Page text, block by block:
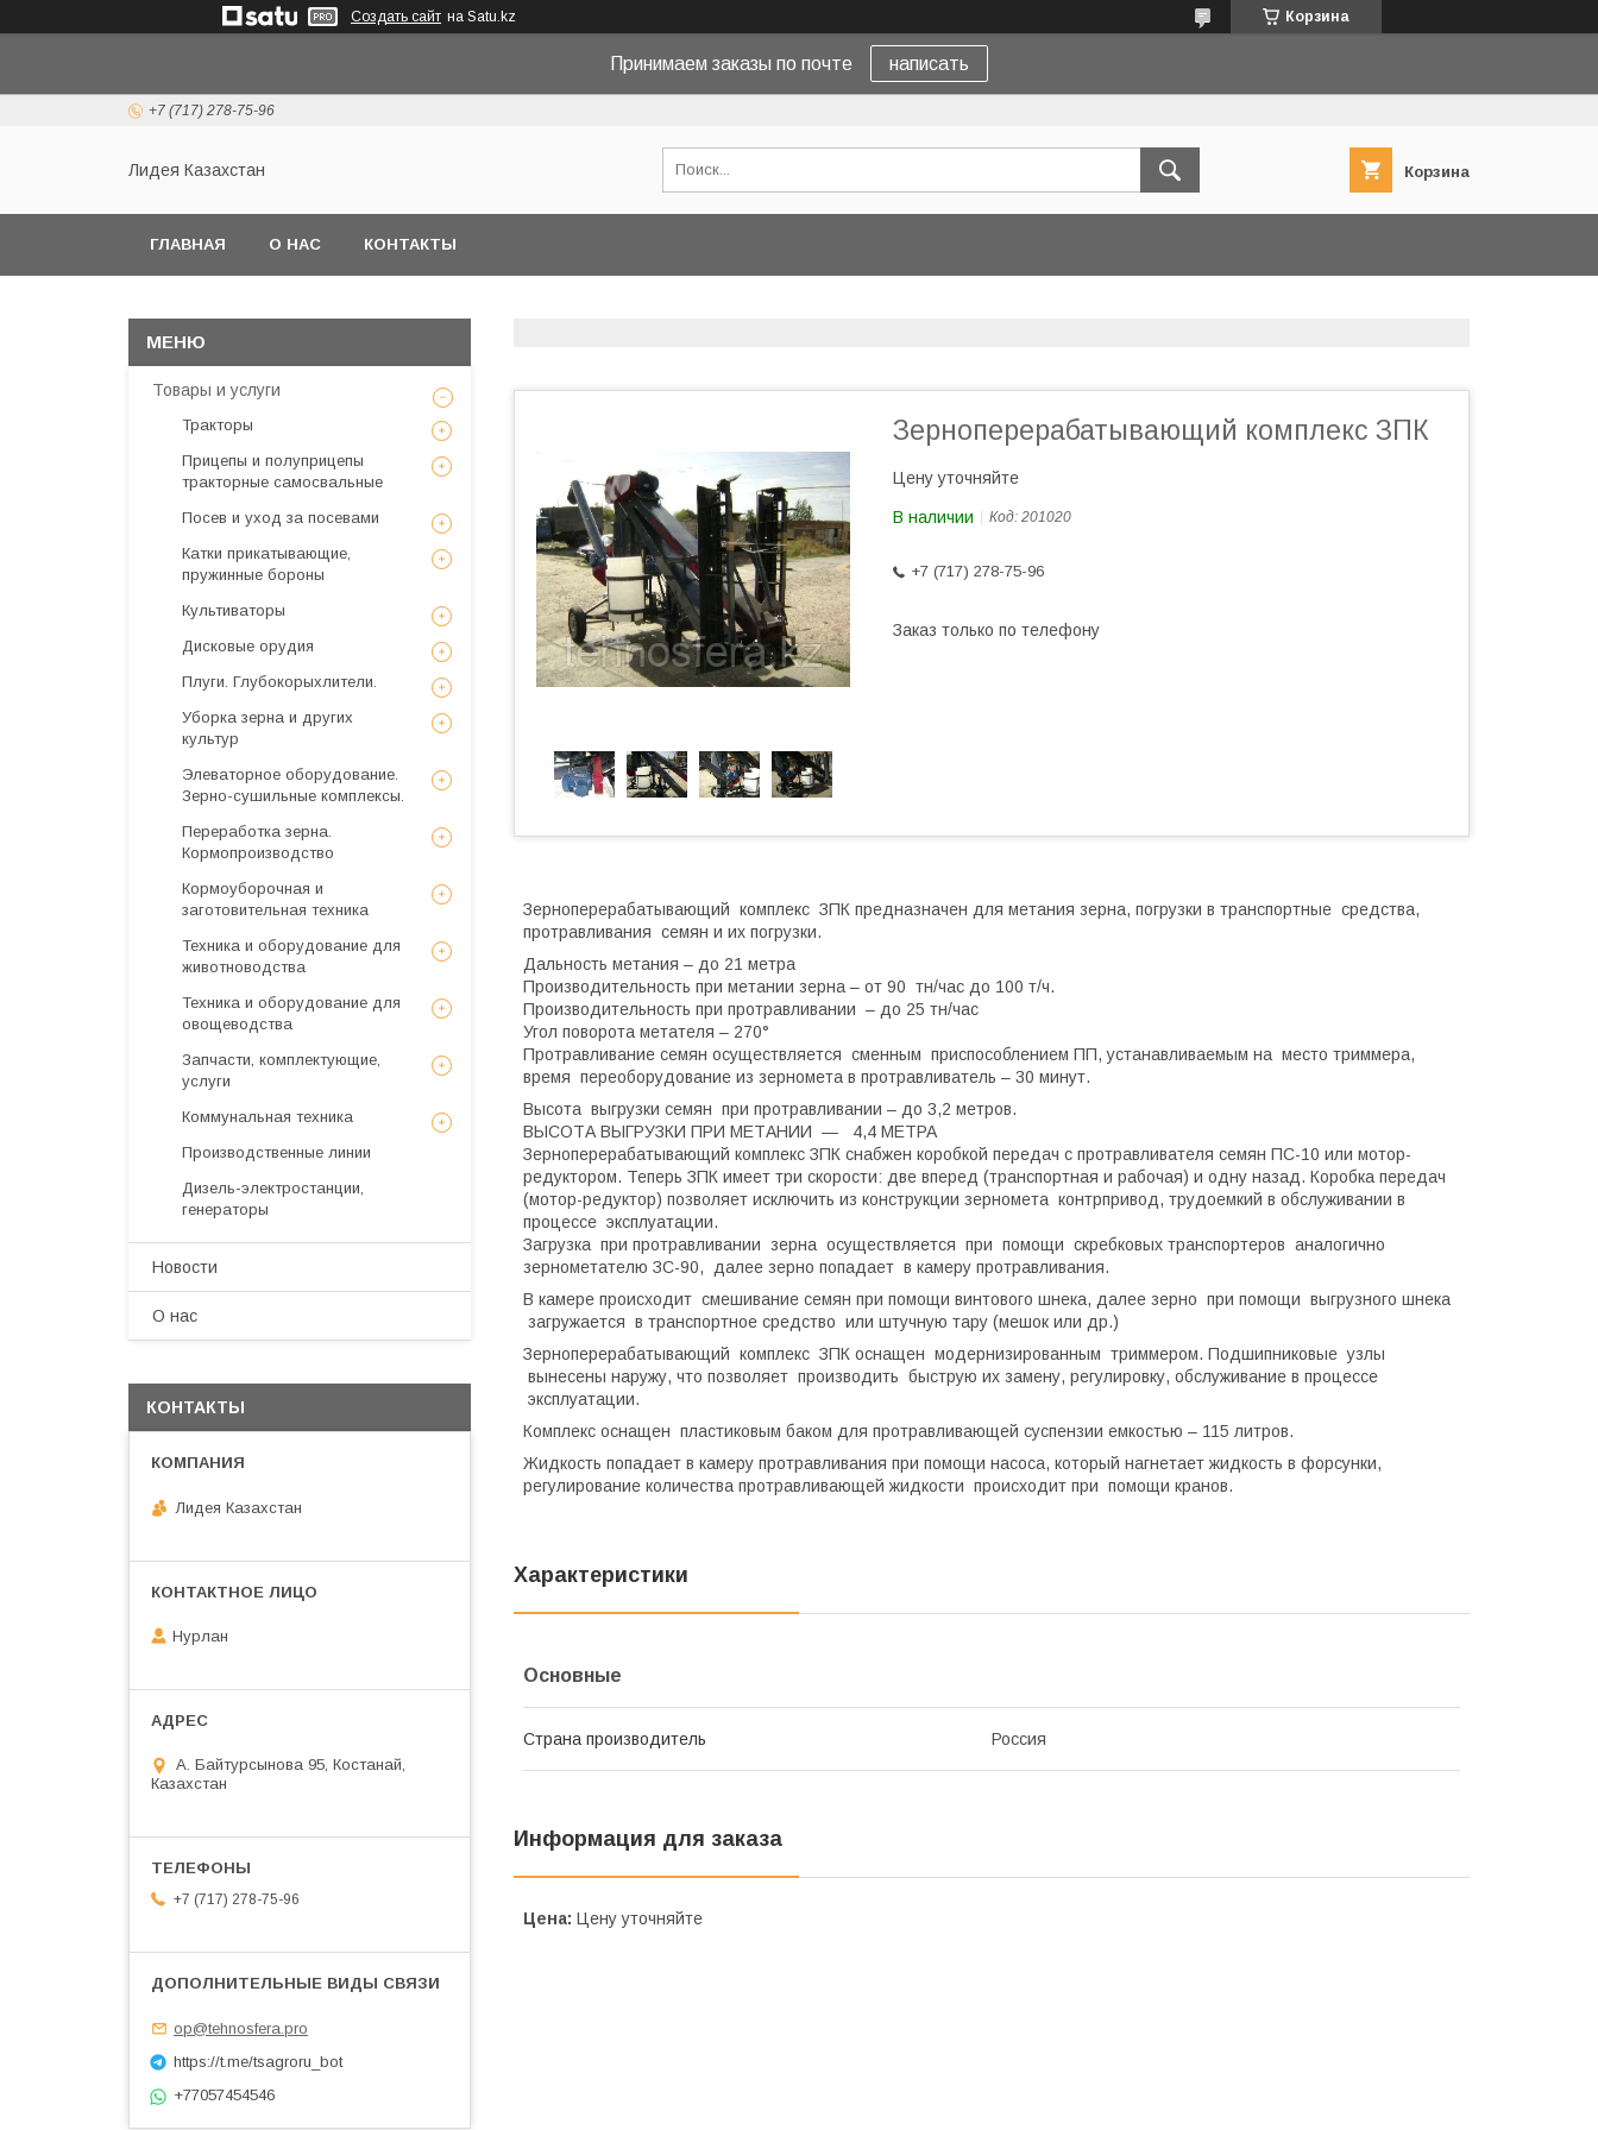
Создать сайт на Satu.kz Корзина
Принимаем заказы по почте написать
+7 (717) 278-75-96
Лидея Казахстан Корзина
ГЛАВНАЯ О НАС КОНТАКТЫ
Зерноперерабатывающий комплекс ЗПК
Цену уточняйте
В наличии Код: 201020
+7 (717) 278-75-96
Заказ только по телефону
Зерноперерабатывающий комплекс ЗПК предназначен для метания зерна, погрузки в транспортные средства,
протравливания семян и их погрузки.
Дальность метания – до 21 метра
Производительность при метании зерна – от 90 тн/час до 100 т/ч.
Производительность при протравливании – до 25 тн/час
Угол поворота метателя – 270°
Протравливание семян осуществляется сменным приспособлением ПП, устанавливаемым на место триммера,
время переоборудование из зерномета в протравливатель – 30 минут.
Высота выгрузки семян при протравливании – до 3,2 метров.
ВЫСОТА ВЫГРУЗКИ ПРИ МЕТАНИИ — 4,4 МЕТРА
Зерноперерабатывающий комплекс ЗПК снабжен коробкой передач с протравливателя семян ПС-10 или мотор-
редуктором. Теперь ЗПК имеет три скорости: две вперед (транспортная и рабочая) и одну назад. Коробка передач
(мотор-редуктор) позволяет исключить из конструкции зерномета контрпривод, трудоемкий в обслуживании в
процессе эксплуатации.
Загрузка при протравливании зерна осуществляется при помощи скребковых транспортеров аналогично
зернометателю ЗС-90, далее зерно попадает в камеру протравливания.
В камере происходит смешивание семян при помощи винтового шнека, далее зерно при помощи выгрузного шнека
загружается в транспортное средство или штучную тару (мешок или др.)
Зерноперерабатывающий комплекс ЗПК оснащен модернизированным триммером. Подшипниковые узлы
вынесены наружу, что позволяет производить быструю их замену, регулировку, обслуживание в процессе
эксплуатации.
Комплекс оснащен пластиковым баком для протравливающей суспензии емкостью – 115 литров.
Жидкость попадает в камеру протравливания при помощи насоса, который нагнетает жидкость в форсунки,
регулирование количества протравливающей жидкости происходит при помощи кранов.
Характеристики
Основные
Страна производитель Россия
Информация для заказа
Цена: Цену уточняйте
Товары и услуги
Тракторы
Прицепы и полуприцепы
тракторные самосвальные
Посев и уход за посевами
Катки прикатывающие,
пружинные бороны
Культиваторы
Дисковые орудия
Плуги. Глубокорыхлители.
Уборка зерна и других
культур
Элеваторное оборудование.
Зерно-сушильные комплексы.
Переработка зерна.
Кормопроизводство
Кормоуборочная и
заготовительная техника
Техника и оборудование для
животноводства
Техника и оборудование для
овощеводства
Запчасти, комплектующие,
услуги
Коммунальная техника
Производственные линии
Дизель-электростанции,
генераторы
Новости
О нас
КОНТАКТЫ
Лидея Казахстан
Нурлан
А. Байтурсынова 95, Костанай,
Казахстан
+7 (717) 278-75-96
op@tehnosfera.pro
https://t.me/tsagroru_bot
+77057454546